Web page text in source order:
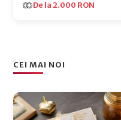
De la 2.000 RON
CEI MAI NOI